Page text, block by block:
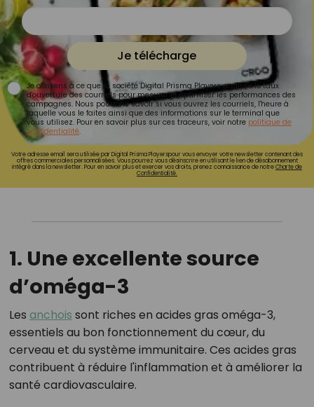
Je télécharge
Je consens à ce que la société Digital Prisma Players analyse le taux
d'ouverture des courriels pour mesurer et optimiser les performances des
campagnes. Nous pourrons savoir si vous ouvrez les courriels, l'heure à
laquelle vous le faites ainsi que des informations sur le terminal que
vous utilisez. Pour en savoir plus sur ces traceurs, voir notre politique de
confidentialité.
Votre adresse email sera utilisée par Digital Prisma Playerspour vous envoyer votre newsletter contenant des
offres commerciales personnalisées. Vous pourrez vous désinscrire en utilisant le lien de désabonnement
intégré dans la newsletter. Pour en savoir plus et exercer vos droits, prenez connaissance de notreCharte de
Confidentialité.
1. Une excellente source
d’oméga-3
Les anchois sont riches en acides gras oméga-3,
essentiels au bon fonctionnement du cœur, du
cerveau et du système immunitaire. Ces acides gras
contribuent à réduire l'inflammation et à améliorer la
santé cardiovasculaire.